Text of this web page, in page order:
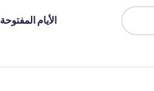
الأيام المفتوحة